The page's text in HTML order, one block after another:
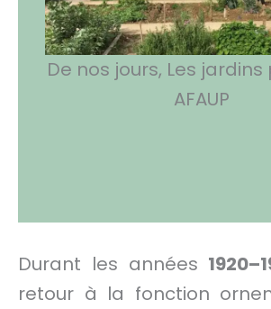
De nos jours, Les
AFAUP
Durant les années
retour à la fonction